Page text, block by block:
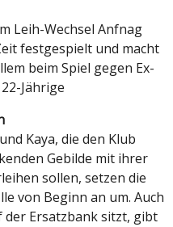
Leih-Wechsel Anfnag
festgespielt und macht
beim Spiel gegen Ex-
Jährige
Kaya, die den Klub
Gebilde mit ihrer
sollen, setzen die
von Beginn an um. Auch
der Ersatzbank sitzt, gibt